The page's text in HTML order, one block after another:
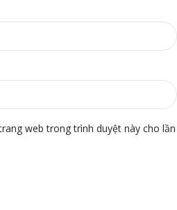
web trong trình duyệt này cho lần